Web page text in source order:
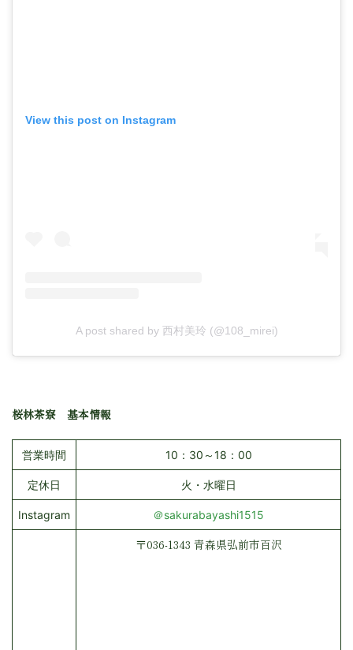
View this post on Instagram
A post shared by 西村美玲 (@108_mirei)
桜林茶寮 基本情報
営業時間 10：30～18：00
定休日 火・水曜日
Instagram ＠sakurabayashi1515
〒036-1343 青森県弘前市百沢